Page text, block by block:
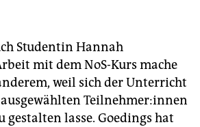
Studentin Hannah
mit dem NoS-Kurs mache
weil sich der Unterricht
Teil­neh­me­r:in­nen
gestalten lasse. Goedings hat